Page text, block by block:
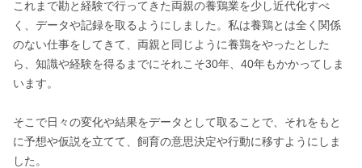
これまで勘と経験で行ってきた両親の養鶏業を少し近代化すべ
く、データや記録を取るようにしました。私は養鶏とは全く関係
のない仕事をしてきて、両親と同じように養鶏をやったとした
ら、知識や経験を得るまでにそれこそ30年、40年もかかってしま
います。
そこで日々の変化や結果をデータとして取ることで、それをもと
に予想や仮説を立てて、飼育の意思決定や行動に移すようにしま
した。